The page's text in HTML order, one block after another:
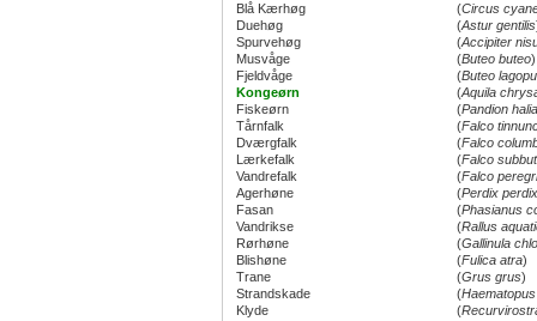
Blå Kærhøg
(Circus
Duehøg
(Astur gentilis
Spurvehøg
(Accipiter
Musvåge
(Buteo buteo)
Fjeldvåge
(Buteo
Kongeørn
(Aquila
Fiskeørn
(Pandion
Tårnfalk
(Falco
Dværgfalk
(Falco
Lærkefalk
(Falco
Vandrefalk
(Falco
Agerhøne
(Perdix perdix
Fasan
(Phasianus
Vandrikse
(Rallus
Rørhøne
(Gallinula
Blishøne
(Fulica atra)
Trane
(Grus grus)
Strandskade
(
Klyde
(